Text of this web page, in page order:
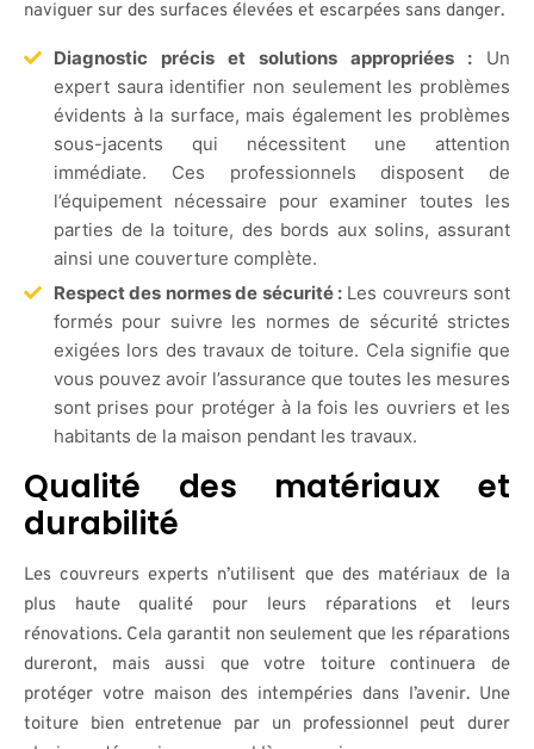
naviguer sur des surfaces élevées et escarpées sans danger.
Diagnostic précis et solutions appropriées : Un
expert saura identifier non seulement les problèmes
évidents à la surface, mais également les problèmes
sous-jacents qui nécessitent une attention
immédiate. Ces professionnels disposent de
l’équipement nécessaire pour examiner toutes les
parties de la toiture, des bords aux solins, assurant
ainsi une couverture complète.
Respect des normes de sécurité :Les couvreurs sont
formés pour suivre les normes de sécurité strictes
exigées lors des travaux de toiture. Cela signifie que
vous pouvez avoir l’assurance que toutes les mesures
sont prises pour protéger à la fois les ouvriers et les
habitants de la maison pendant les travaux.
Qualité des matériaux et
durabilité
Les couvreurs experts n’utilisent que des matériaux de la
plus haute qualité pour leurs réparations et leurs
rénovations. Cela garantit non seulement que les réparations
dureront, mais aussi que votre toiture continuera de
protéger votre maison des intempéries dans l’avenir. Une
toiture bien entretenue par un professionnel peut durer